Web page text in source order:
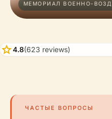
МЕМОРИАЛ ВОЕННО-
star4.8(623 reviews)
ЧАСТЫЕ ВОПРОСЫ